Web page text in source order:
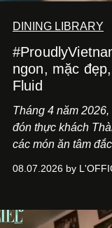
DINING LIBRARY
ngon, mặc
Fluid
Tháng 4 năm
đón thực khách
các món ăn tâm
món ăn đa dạng
mang đến niềm vui
08.07.2026 by